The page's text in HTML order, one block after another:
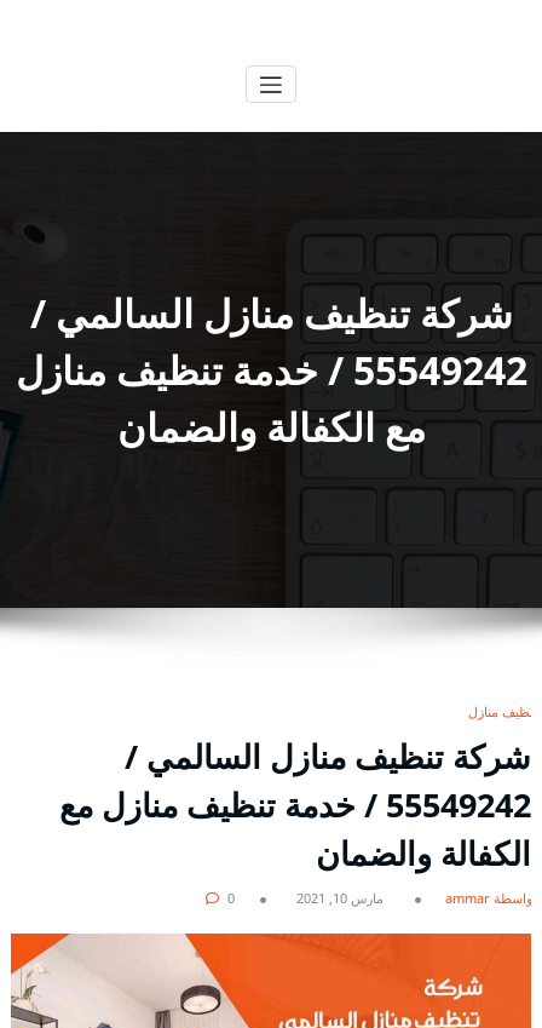
شركة تنظيف منازل السالمي /
55549242 / خدمة تنظيف منازل
مع الكفالة والضمان
تنظيف منازل
شركة تنظيف منازل السالمي /
55549242 / خدمة تنظيف منازل مع
الكفالة والضمان
بواسطة ammar مارس 10, 2021 0